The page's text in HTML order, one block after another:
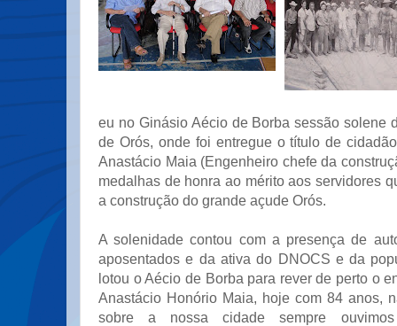
eu no Ginásio Aécio de Borba sessão solene
de Orós, onde foi entregue o título de
Anastácio Maia (Engenheiro chefe da
medalhas de honra ao mérito aos servidores
a construção do grande açude Orós.
A solenidade contou com a presença de
aposentados e da ativa do DNOCS e da
lotou o Aécio de Borba para rever de perto o
Anastácio Honório Maia, hoje com 84 anos,
sobre a nossa cidade sempre